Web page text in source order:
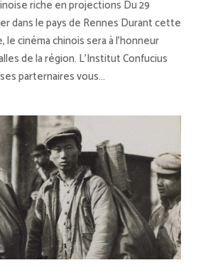
riche en projections Du 29
dans le pays de Rennes Durant cette
cinéma chinois sera à l’honneur
de la région. L’Institut Confucius
parternaires vous...